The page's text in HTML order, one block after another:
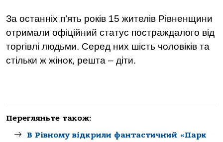
За останніх п’ять років 15 жителів Рівненщини
отримали офіційний статус постраждалого від
торгівлі людьми. Серед них шість чоловіків та
стільки ж жінок, решта – діти.
Перегляньте також:
В Рівному відкрили фантастичний «Парк